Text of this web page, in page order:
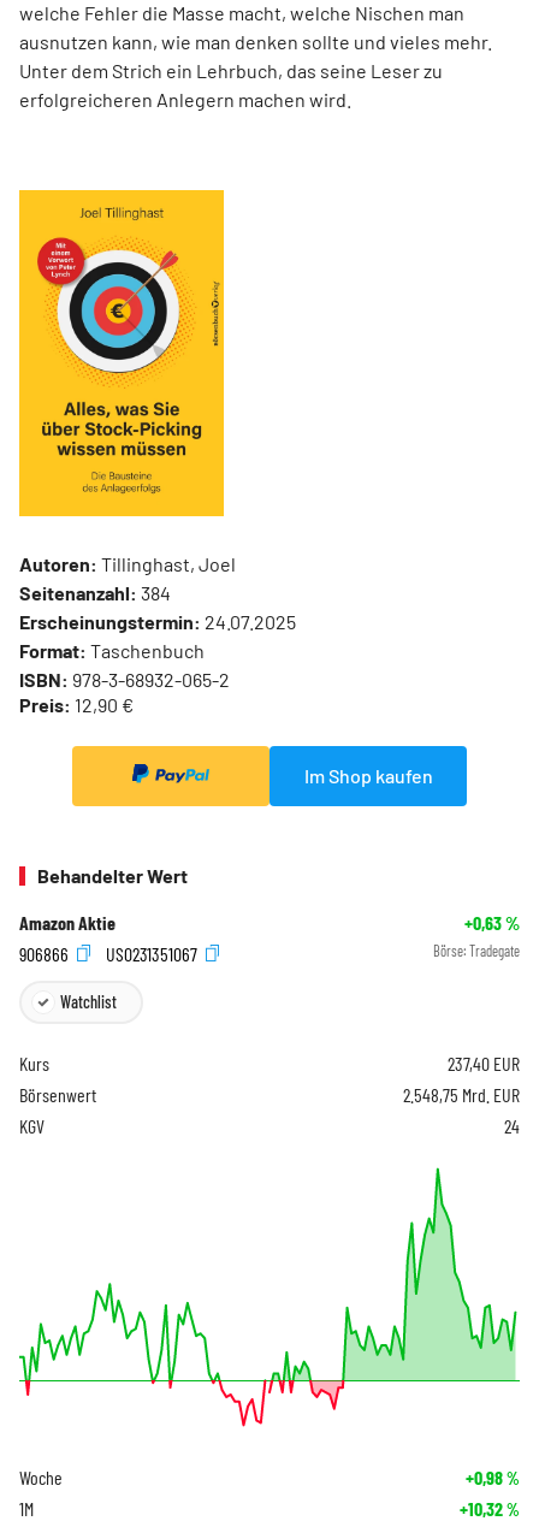
welche Fehler die Masse macht, welche Nischen man
ausnutzen kann, wie man denken sollte und vieles mehr.
Unter dem Strich ein Lehrbuch, das seine Leser zu
erfolgreicheren Anlegern machen wird.
Autoren: Tillinghast, Joel
Seitenanzahl: 384
Erscheinungstermin: 24.07.2025
Format: Taschenbuch
ISBN: 978-3-68932-065-2
Preis: 12,90 €
Im Shop kaufen
Behandelter Wert
Amazon Aktie +0,63%
906866
US0231351067 Börse: Tradegate
Watchlist
Kurs 237,40 EUR
Börsenwert
2.548,75 Mrd. EUR
KGV
24
Woche +0,98%
1M +10,32%